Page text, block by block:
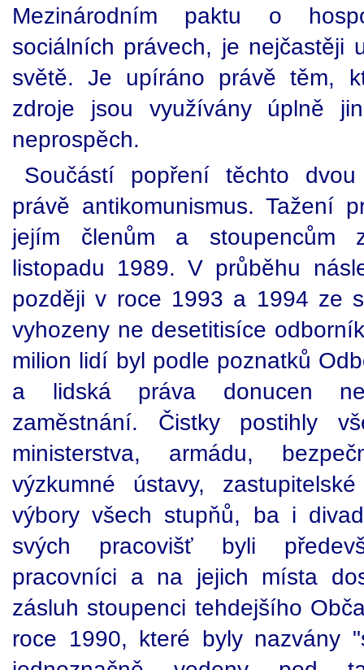
Mezinárodním paktu o
sociálních právech, je nejčastěji
světě. Je upíráno právě těm,
zdroje jsou využívány úplně
neprospěch.
Součástí popření těchto
právě antikomunismus. Tažení
jejím členům a stoupencům
listopadu 1989. V průběhu
později v roce 1993 a 1994 ze
vyhozeny ne desetitisíce
milion lidí byl podle poznatků
a lidská práva donucen
zaměstnání. Čistky postihly
ministerstva, armádu,
výzkumné ústavy,
výbory všech stupňů, ba i
svých pracovišť byli
pracovníci a na jejich místa
zásluh stoupenci tehdejšího
roce 1990, které byly nazvány